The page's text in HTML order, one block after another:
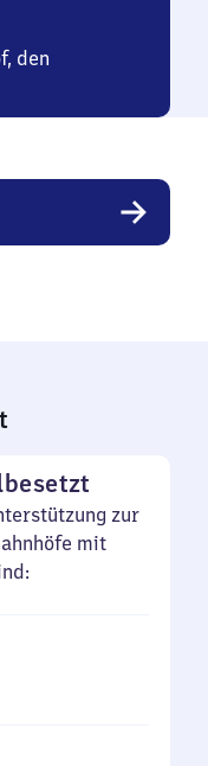
den
zur
mit